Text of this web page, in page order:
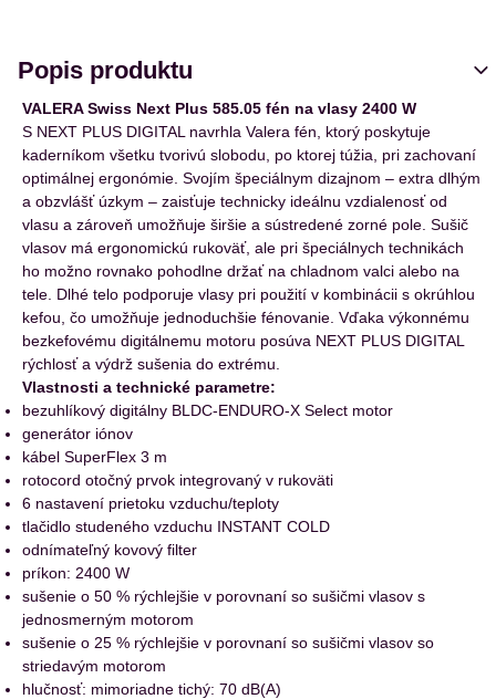
Popis produktu
VALERA Swiss Next Plus 585.05 fén na vlasy 2400 W
S NEXT PLUS DIGITAL navrhla Valera fén, ktorý poskytuje
kaderníkom všetku tvorivú slobodu, po ktorej túžia, pri zachovaní
optimálnej ergonómie. Svojím špeciálnym dizajnom – extra dlhým
a obzvlášť úzkym – zaisťuje technicky ideálnu vzdialenosť od
vlasu a zároveň umožňuje širšie a sústredené zorné pole. Sušič
vlasov má ergonomickú rukoväť, ale pri špeciálnych technikách
ho možno rovnako pohodlne držať na chladnom valci alebo na
tele. Dlhé telo podporuje vlasy pri použití v kombinácii s okrúhlou
kefou, čo umožňuje jednoduchšie fénovanie. Vďaka výkonnému
bezkefovému digitálnemu motoru posúva NEXT PLUS DIGITAL
rýchlosť a výdrž sušenia do extrému.
Vlastnosti a technické parametre:
bezuhlíkový digitálny BLDC-ENDURO-X Select motor
generátor iónov
kábel SuperFlex 3 m
rotocord otočný prvok integrovaný v rukoväti
6 nastavení prietoku vzduchu/teploty
tlačidlo studeného vzduchu INSTANT COLD
odnímateľný kovový filter
príkon: 2400 W
sušenie o 50 % rýchlejšie v porovnaní so sušičmi vlasov s
jednosmerným motorom
sušenie o 25 % rýchlejšie v porovnaní so sušičmi vlasov so
striedavým motorom
hlučnosť: mimoriadne tichý: 70 dB(A)